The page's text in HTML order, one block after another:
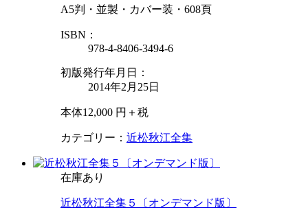
A5判・並製・カバー装・608頁
ISBN：
978-4-8406-3494-6
初版発行年月日：
2014年2月25日
本体12,000 円＋税
カテゴリー： 近松秋江全集
在庫あり
近松秋江全集５〔オンデマンド版〕